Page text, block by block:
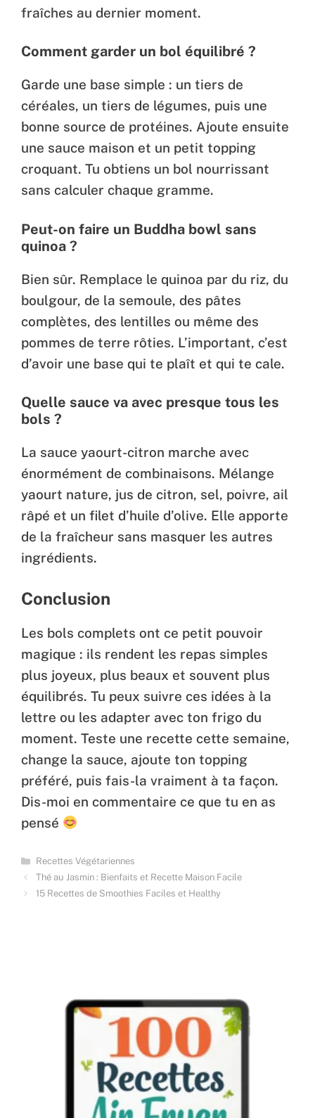
fraîches au dernier moment.
Comment garder un bol équilibré ?
Garde une base simple : un tiers de
céréales, un tiers de légumes, puis une
bonne source de protéines. Ajoute ensuite
une sauce maison et un petit topping
croquant. Tu obtiens un bol nourrissant
sans calculer chaque gramme.
Peut-on faire un Buddha bowl sans
quinoa ?
Bien sûr. Remplace le quinoa par du riz, du
boulgour, de la semoule, des pâtes
complètes, des lentilles ou même des
pommes de terre rôties. L’important, c’est
d’avoir une base qui te plaît et qui te cale.
Quelle sauce va avec presque tous les
bols ?
La sauce yaourt-citron marche avec
énormément de combinaisons. Mélange
yaourt nature, jus de citron, sel, poivre, ail
râpé et un filet d’huile d’olive. Elle apporte
de la fraîcheur sans masquer les autres
ingrédients.
Conclusion
Les bols complets ont ce petit pouvoir
magique : ils rendent les repas simples
plus joyeux, plus beaux et souvent plus
équilibrés. Tu peux suivre ces idées à la
lettre ou les adapter avec ton frigo du
moment. Teste une recette cette semaine,
change la sauce, ajoute ton topping
préféré, puis fais-la vraiment à ta façon.
Dis-moi en commentaire ce que tu en as
pensé
Categories
Recettes Végétariennes
Thé au Jasmin : Bienfaits et Recette Maison Facile
15 Recettes de Smoothies Faciles et Healthy